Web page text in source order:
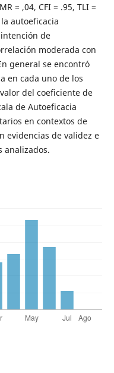
= ,04, CFI = .95, TLI =
autoeficacia
de
moderada con
general se encontró
en cada uno de los
del coeficiente de
de Autoeficacia
en contextos de
evidencias de validez e
analizados.